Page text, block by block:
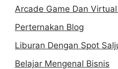
Arcade Game Dan
Perternakan Blog
Liburan Dengan Spot
Belajar Mengenal Bisnis